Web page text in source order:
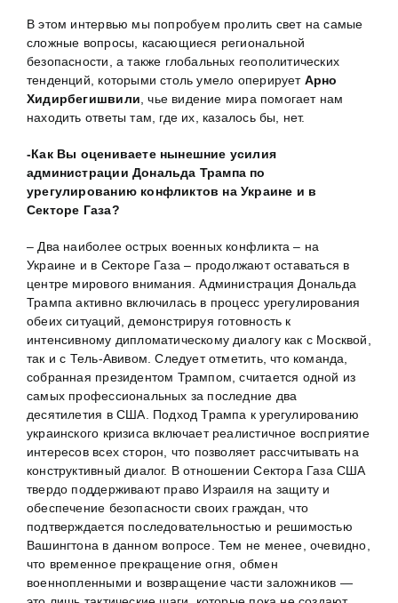
В этом интервью мы попробуем пролить свет на самые
сложные вопросы, касающиеся региональной
безопасности, а также глобальных геополитических
тенденций, которыми столь умело оперирует Арно
Хидирбегишвили , чье видение мира помогает нам
находить ответы там, где их, казалось бы, нет.
-Как Вы оцениваете нынешние усилия
администрации Дональда Трампа по
урегулированию конфликтов на Украине и в
Секторе Газа?
– Два наиболее острых военных конфликта – на
Украине и в Секторе Газа – продолжают оставаться в
центре мирового внимания. Администрация Дональда
Трампа активно включилась в процесс урегулирования
обеих ситуаций, демонстрируя готовность к
интенсивному дипломатическому диалогу как с Москвой,
так и с Тель-Авивом. Следует отметить, что команда,
собранная президентом Трампом, считается одной из
самых профессиональных за последние два
десятилетия в США. Подход Трампа к урегулированию
украинского кризиса включает реалистичное восприятие
интересов всех сторон, что позволяет рассчитывать на
конструктивный диалог. В отношении Сектора Газа США
твердо поддерживают право Израиля на защиту и
обеспечение безопасности своих граждан, что
подтверждается последовательностью и решимостью
Вашингтона в данном вопросе. Тем не менее, очевидно,
что временное прекращение огня, обмен
военнопленными и возвращение части заложников —